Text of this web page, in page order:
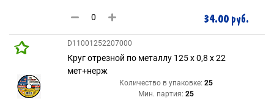
34.00 руб.
D11001252207000
Круг отрезной по металлу 125 х 0,8 х 22
мет+нерж
Количество в упаковке: 25
Мин. партия: 25